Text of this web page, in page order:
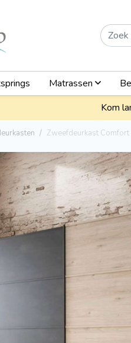
Matrassen
Kom
Zweefdeurkast